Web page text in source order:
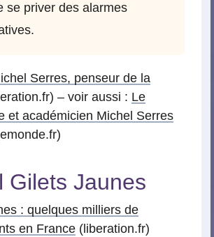
se priver des alarmes
Serres, penseur de la
– voir aussi : Le
et académicien Michel Serres
Gilets Jaunes
: quelques milliers de
en France (liberation.fr)